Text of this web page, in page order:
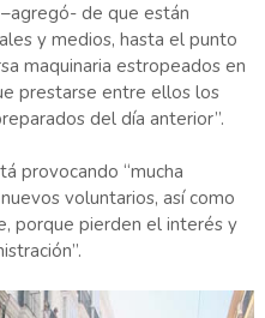
de que están
y medios, hasta el punto
maquinaria estropeados en
prestarse entre ellos los
del día anterior”.
provocando “mucha
voluntarios, así como
porque pierden el interés y